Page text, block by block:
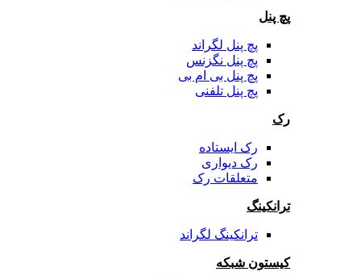
پچ پنل
پچ پنل لگراند
پچ پنل نگزنس
پچ پنل بی ام بی
پچ پنل تلفنی
رک
رک ایستاده
رک دیواری
متعلقات رک
ترانکینگ
ترانکینگ لگراند
کیستون شبکه